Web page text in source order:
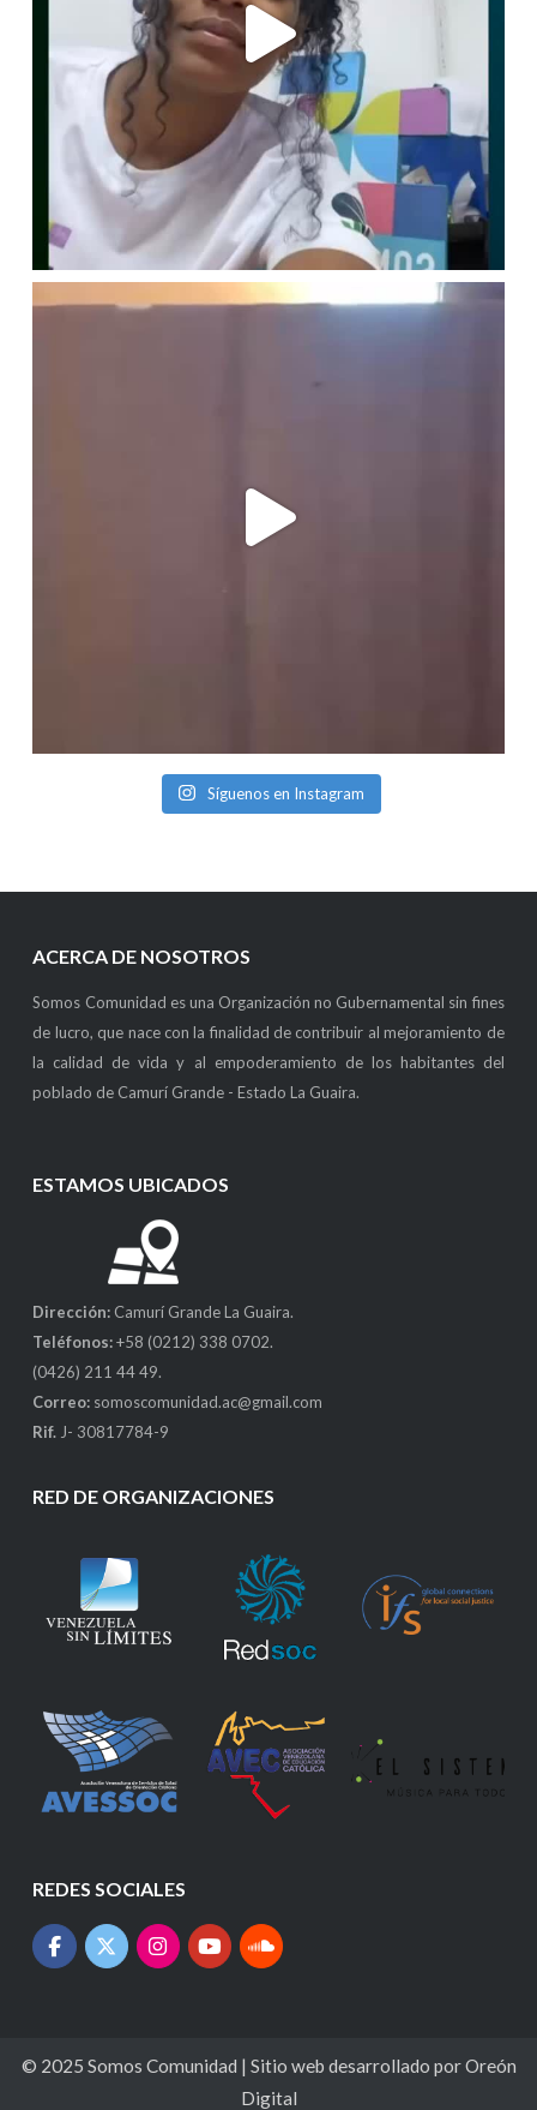
Síguenos en Instagram
ACERCA DE NOSOTROS
Somos Comunidad es una Organización no Gubernamental sin fines
de lucro, que nace con la finalidad de contribuir al mejoramiento de
la calidad de vida y al empoderamiento de los habitantes del
poblado de Camurí Grande - Estado La Guaira.
ESTAMOS UBICADOS
Dirección: Camurí Grande La Guaira.
Teléfonos:+58 (0212) 338 0702.
(0426) 211 44 49.
Correo: somoscomunidad.ac@gmail.com
Rif. J- 30817784-9
RED DE ORGANIZACIONES
REDES SOCIALES
© 2025 Somos Comunidad | Sitio web desarrollado porOreón
Digital